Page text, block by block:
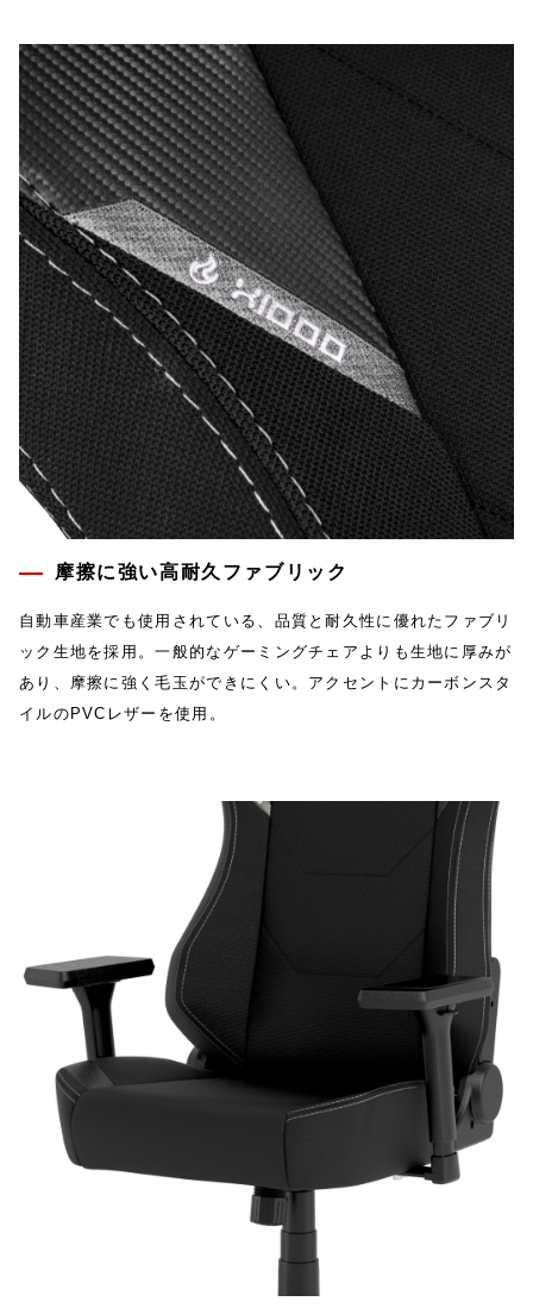
摩擦に強い高耐久ファブリック
自動車産業でも使用されている、品質と耐久性に優れたファブリ
ック生地を採用。一般的なゲーミングチェアよりも生地に厚みが
あり、摩擦に強く毛玉ができにくい。アクセントにカーボンスタ
イルのPVCレザーを使用。